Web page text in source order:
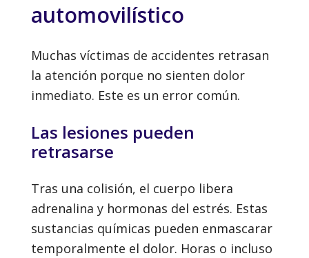
automovilístico
Muchas víctimas de accidentes retrasan
la atención porque no sienten dolor
inmediato. Este es un error común.
Las lesiones pueden
retrasarse
Tras una colisión, el cuerpo libera
adrenalina y hormonas del estrés. Estas
sustancias químicas pueden enmascarar
temporalmente el dolor. Horas o incluso